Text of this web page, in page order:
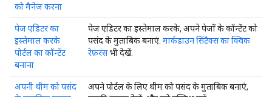
को मैनेज करना
पेज एडिटर का
इस्तेमाल करके
पोर्टल का कॉन्टेंट
बनाना
पेज एडिटर का इस्तेमाल करके, अपने पेजों के कॉन्टेंट को
पसंद के मुताबिक बनाएं. मार्कडाउन सिंटैक्स का क्विक
रेफ़रंसभी देखें.
अपनी थीम को पसंद
अपने पोर्टल के लिए थीम को पसंद के मुताबिक बनाएं,